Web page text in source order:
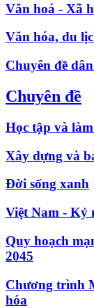
Văn hoá - Xã
Văn hóa, du
Chuyên đề
Chuyên đề
Học tập và
Xây dựng và
Đời sống xanh
Việt Nam - Kỷ
Quy hoạch
2045
Chương trình
hóa